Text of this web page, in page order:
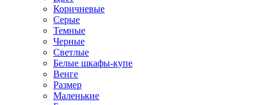
Коричневые
Серые
Темные
Черные
Светлые
Белые шкафы-купе
Венге
Размер
Маленькие